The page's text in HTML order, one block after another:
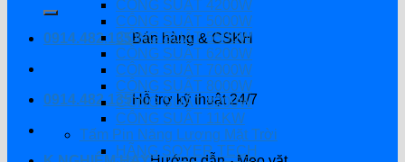
0914.482.135Bán hàng & CSKH
0914.482.135Hỗ trợ kỹ thuật 24/7
CÔNG SUẤT 4200W
CÔNG SUẤT 5000W
CÔNG SUẤT 5500W
CÔNG SUẤT 6200W
CÔNG SUẤT 7000W
CÔNG SUẤT 8000W
CÔNG SUẤT 8200W
CÔNG SUẤT 11KW
Tấm Pin Năng Lượng Mặt Trời
HÃNG SOYER TECH